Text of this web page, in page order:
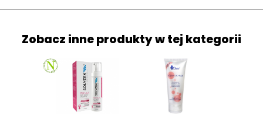
Zobacz inne produkty w tej kategorii